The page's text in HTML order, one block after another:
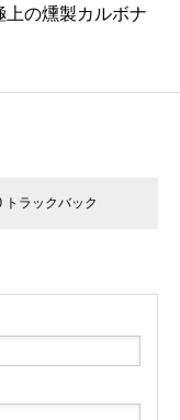
の燻製カルボナ
トラックバック